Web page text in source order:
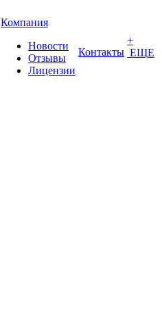
Компания
Новости
Отзывы
Лицензии
Контакты
+
ЕЩЕ